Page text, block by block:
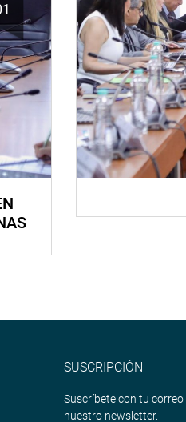
SUSCRIPCIÓN
Suscríbete con tu correo
nuestro newsletter.